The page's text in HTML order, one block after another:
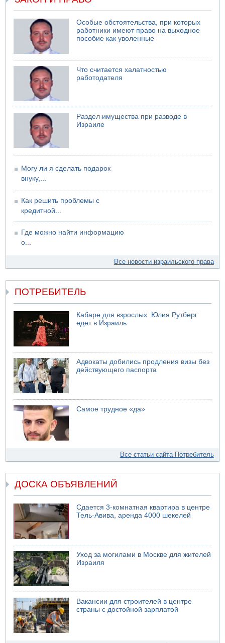
07.08.2026 08:29
В Бат-Яме утонул мужчина
07.08.2026 08:29
Стрельба в школе Таиланда
Недалеко от Бейт-Шемеша погиб велосипедист
07.08.2026 06:24
Саудовская Аравия сообщает о нападении хуситов
Особые обстоятельства, при которых
работники имеют право на выходное
пособие как уволенные
Что считается халатностью
работодателя
Раздел имущества при разводе в
Израиле
Могу ли я сделать подарок
внуку,...
Как решить проблемы с
кредитной...
Где можно найти информацию
о...
Все новости израильского права
ПОТРЕБИТЕЛЬ
Кабаре для взрослых: Юлия Рутберг
едет в Израиль
Адвокаты добились продления визы без
действующего паспорта
Самое трудное «да»
Все статьи сайта Потребитель
ДОСКА ОБЪЯВЛЕНИЙ
Сдается 3-комнатная квартира в центре
Тель-Авива, аренда 4000 шекелей
Уход за могилами в Москве для жителей
Израиля
Вакансии для строителей в центре
страны с достойной зарплатой